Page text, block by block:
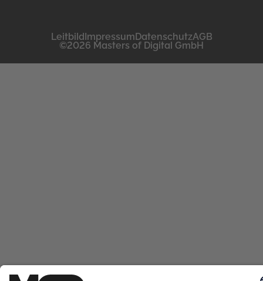
©2026 Masters of Digital GmbH
LeitbildImpressumDatenschutzAGB